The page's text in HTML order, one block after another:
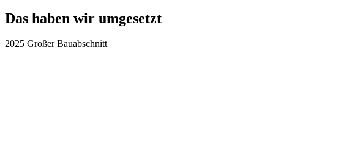
Das haben wir umgesetzt
2025 Großer Bauabschnitt